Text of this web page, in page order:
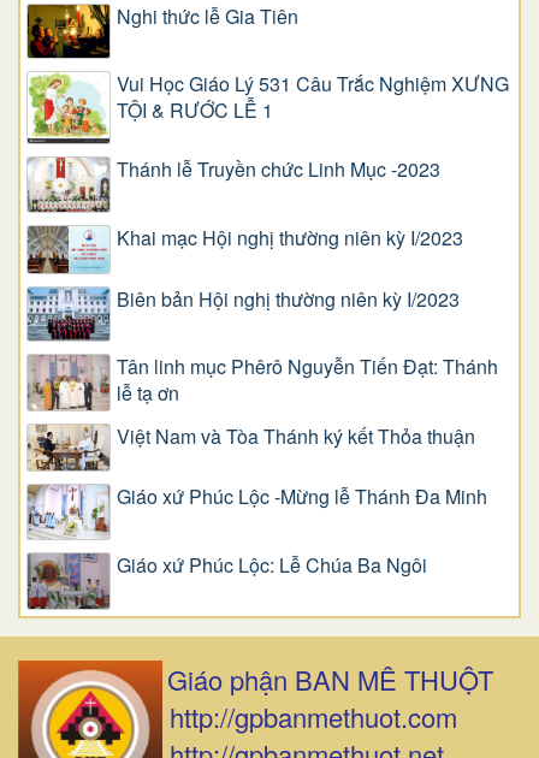
Nghi thức lễ Gia Tiên
Vui Học Giáo Lý 531 Câu Trắc Nghiệm XƯNG
TỘI & RƯỚC LỄ 1
Thánh lễ Truyền chức Linh Mục -2023
Khai mạc Hội nghị thường niên kỳ I/2023
Biên bản Hội nghị thường niên kỳ I/2023
Tân linh mục Phêrô Nguyễn Tiến Đạt: Thánh
lễ tạ ơn
Việt Nam và Tòa Thánh ký kết Thỏa thuận
Giáo xứ Phúc Lộc -Mừng lễ Thánh Đa Minh
Giáo xứ Phúc Lộc: Lễ Chúa Ba Ngôi
Giáo phận BAN MÊ THUỘT
http://gpbanmethuot.com